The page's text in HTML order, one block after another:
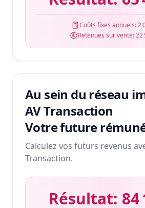
Coûts fixes annuels:2
Retenues sur vente:22
Au sein du réseau
AV Transaction
Votre future
Calculez vos futurs revenus
Transaction.
Résultat: 84